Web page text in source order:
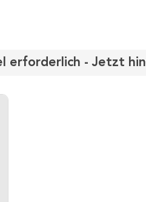
erforderlich - Jetzt